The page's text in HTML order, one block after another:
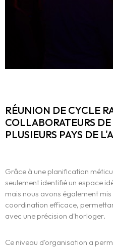
RÉUNION DE CYCLE
COLLABORATEURS
PLUSIEURS PAYS DE
Grâce à une planification
seulement identifié un espace
mais nous avons également
coordination efficace,
avec une précision d'horloger.
Ce niveau d'organisation a